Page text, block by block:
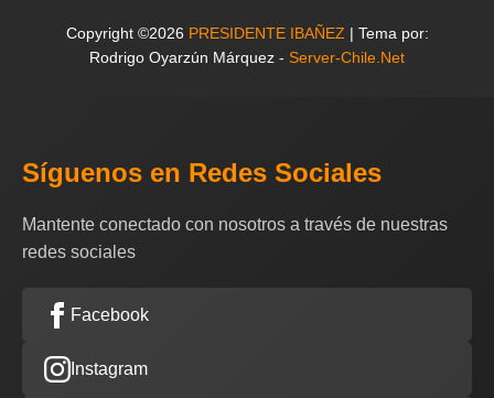
Copyright ©2026 PRESIDENTE IBAÑEZ | Tema por:
Rodrigo Oyarzún Márquez - Server-Chile.Net
Síguenos en Redes Sociales
Mantente conectado con nosotros a través de nuestras
redes sociales
Facebook
Instagram